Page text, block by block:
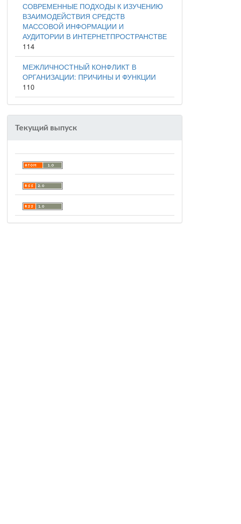
СОВРЕМЕННЫЕ ПОДХОДЫ К ИЗУЧЕНИЮ
ВЗАИМОДЕЙСТВИЯ СРЕДСТВ
МАССОВОЙ ИНФОРМАЦИИ И
АУДИТОРИИ В ИНТЕРНЕТПРОСТРАНСТВЕ
114
МЕЖЛИЧНОСТНЫЙ КОНФЛИКТ В
ОРГАНИЗАЦИИ: ПРИЧИНЫ И ФУНКЦИИ
110
Текущий выпуск